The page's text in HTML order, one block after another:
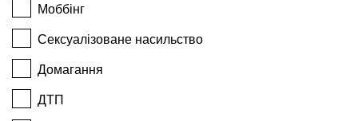
Моббінг
Сексуалізоване насильство
Домагання
ДТП